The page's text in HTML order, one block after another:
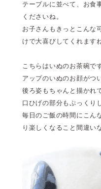
テーブルに並べて、お食
くださいね。
お子さんもきっとこんな
けで大喜びしてくれます
こちらはいぬのお茶碗で
アップのいぬのお顔がつ
後ろ姿もちゃんと描かれ
口ひげの部分もぷっくり
毎日のご飯の時間にこん
り楽しくなること間違い